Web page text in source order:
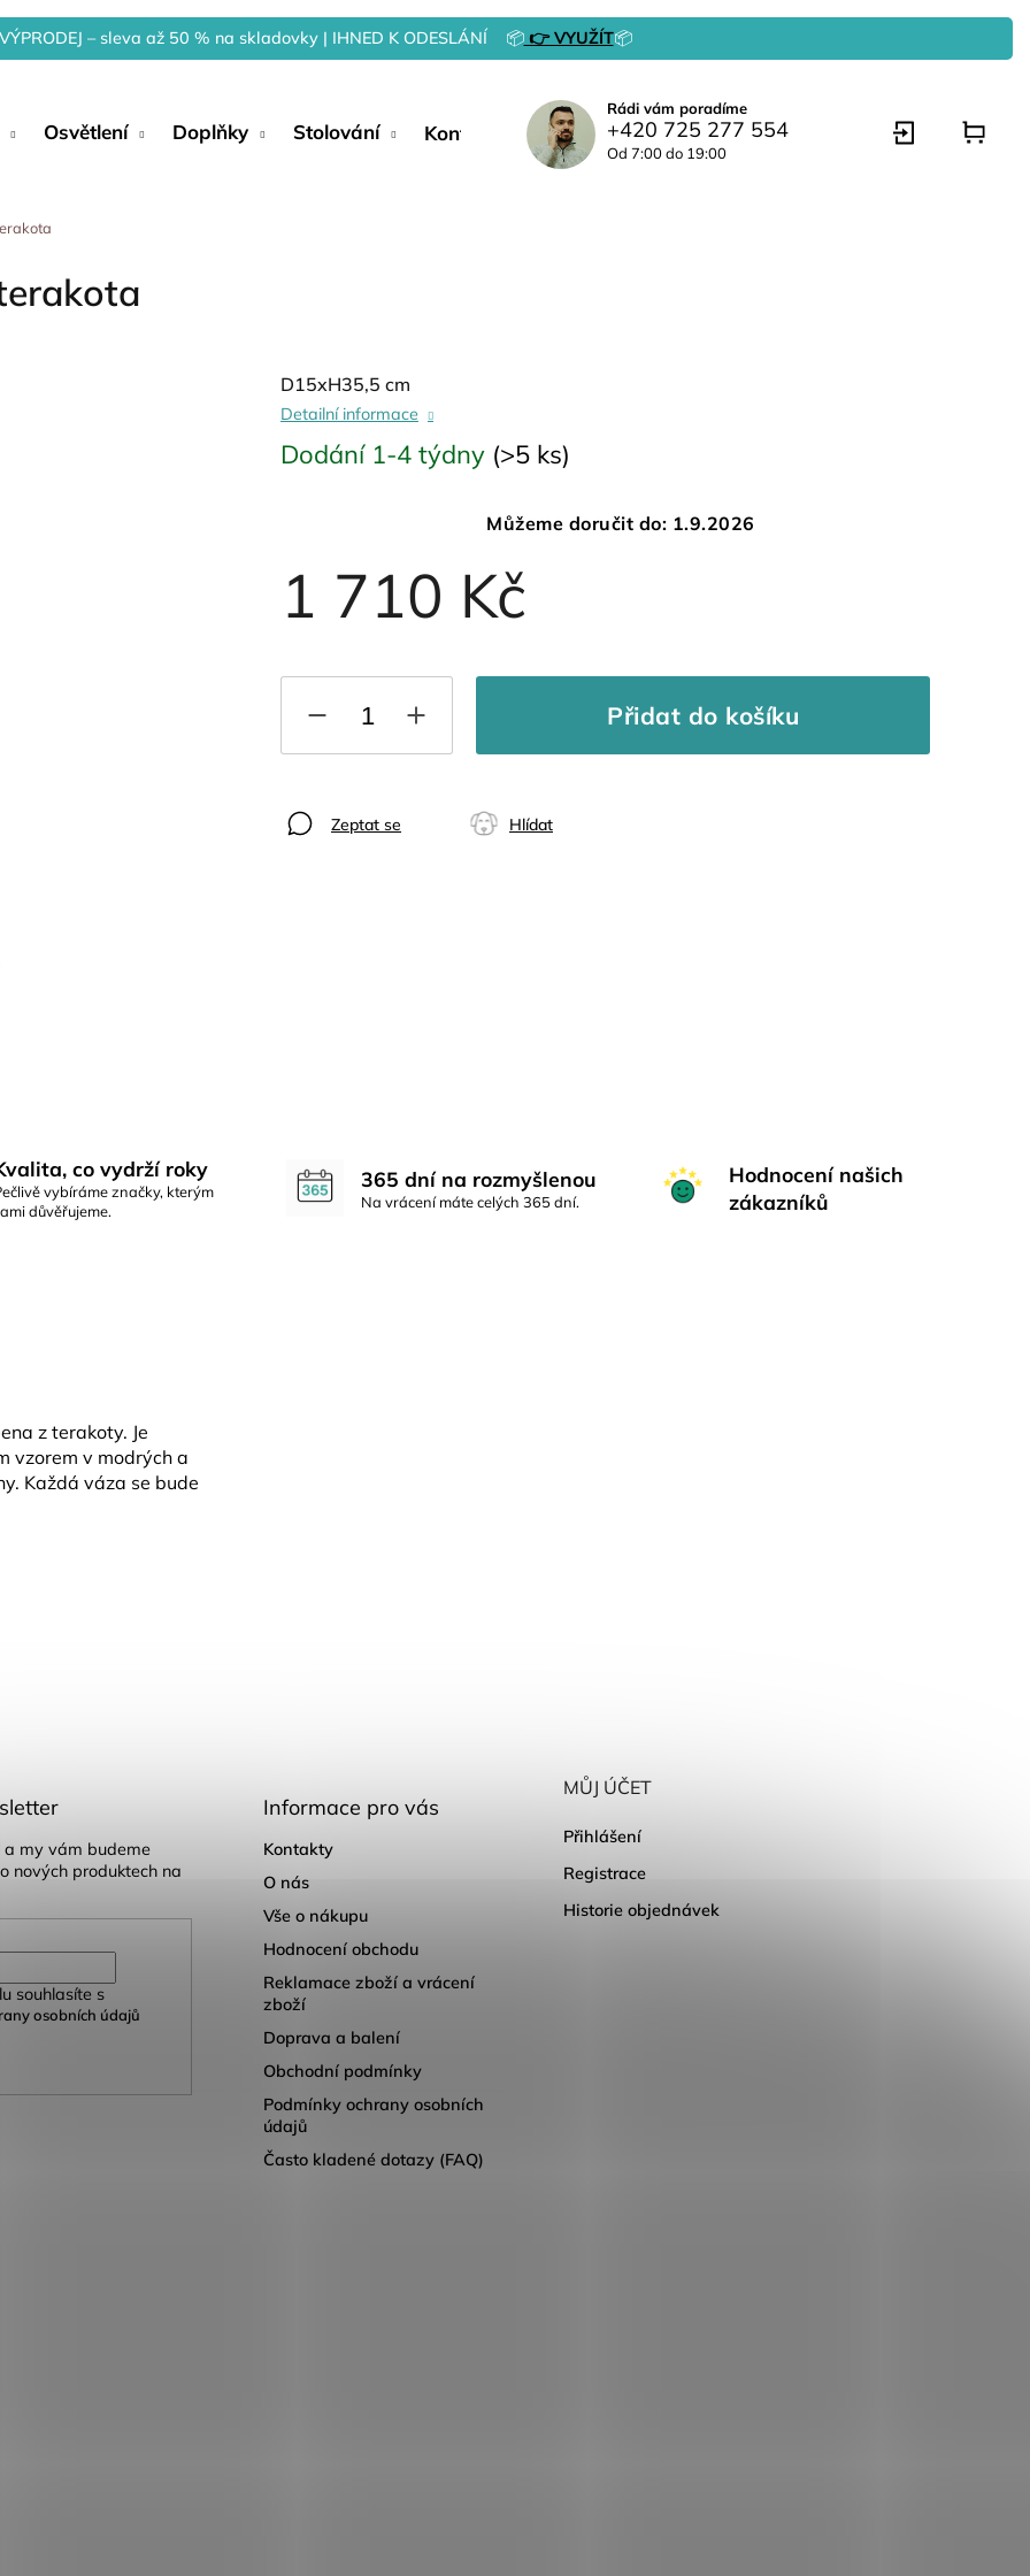
– sleva až 50 % na skladovky | IHNED K ODESLÁNÍ 📦👉 VYUŽÍT📦
Osvětlení Doplňky Stolování Kontakty
Rádi vám poradíme
+420 725 277 554
Od 7:00 do 19:00
1 710 Kč
Dodání 1-4 týdny (>5 ks)
Můžeme doručit do: 1.9.2026
Přidat do košíku
D15xH35,5 cm
Detailní informace
Zeptat se Hlídat
co vydrží roky
vybíráme značky, kterým
důvěřujeme.
365 dní na rozmyšlenou
Na vrácení máte celých 365 dní.
Hodnocení našich
zákazníků
z terakoty. Je
vzorem v modrých a
Každá váza se bude
a my vám budeme
nových produktech na
souhlasíte s
osobních údajů
Informace pro vás
Kontakty
O nás
Vše o nákupu
Hodnocení obchodu
Reklamace zboží a vrácení
zboží
Doprava a balení
Obchodní podmínky
Podmínky ochrany osobních
údajů
Často kladené dotazy (FAQ)
MŮJ ÚČET
Přihlášení
Registrace
Historie objednávek